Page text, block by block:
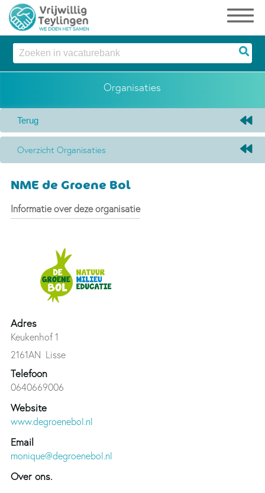
Organisaties
Overzicht Organisaties
NME de Groene Bol
Informatie over deze organisatie
Adres
Keukenhof 1
2161AN Lisse
Telefoon
0640669006
Website
www.degroenebol.nl
Email
monique@degroenebol.nl
Over ons.